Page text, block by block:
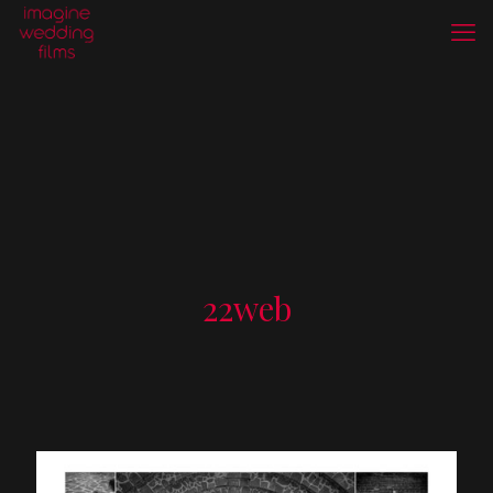
22web